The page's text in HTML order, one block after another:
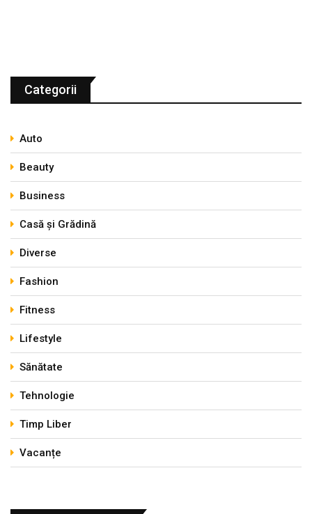
Categorii
Auto
Beauty
Business
Casă și Grădină
Diverse
Fashion
Fitness
Lifestyle
Sănătate
Tehnologie
Timp Liber
Vacanțe